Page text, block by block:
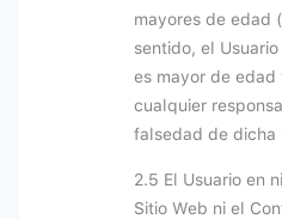
mayores de edad
sentido, el
es mayor de edad
cualquier
falsedad de dicha
2.5 El Usuario en
Sitio Web ni el